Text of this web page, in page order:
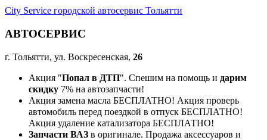
City Service городской автосервис Тольятти
АВТОСЕРВИС
г. Тольятти, ул. Воскресенская, 26
Акция "Попал в ДТП". Спешим на помощь и дарим
скидку 7% на автозапчасти!
Акция замена масла БЕСПЛАТНО! Акция проверь
автомобиль перед поездкой в отпуск БЕСПЛАТНО!
Акция удаление катализатора БЕСПЛАТНО!
Запчасти ВАЗ в оригинале. Продажа аксессуаров и